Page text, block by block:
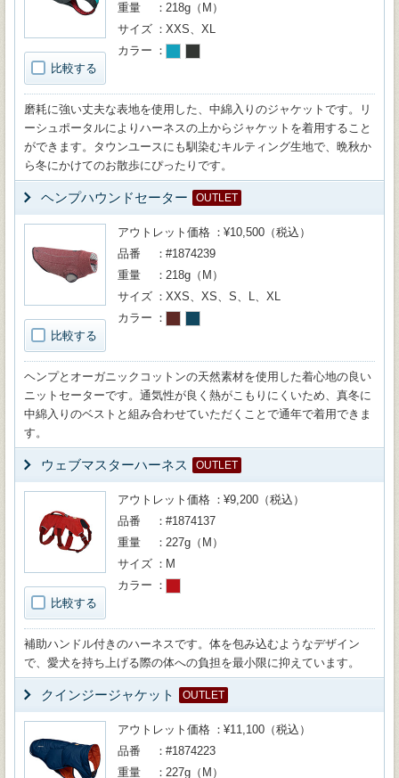
比較する
重量
218g（M）
サイズ
XXS、XL
カラー
磨耗に強い丈夫な表地を使用した、中綿入りのジャケットです。リ
ーシュポータルによりハーネスの上からジャケットを着用すること
ができます。タウンユースにも馴染むキルティング生地で、晩秋か
ら冬にかけてのお散歩にぴったりです。
ヘンプハウンドセーター OUTLET
比較する
アウトレット価格
¥10,500（税込）
品番
#1874239
重量
218g（M）
サイズ
XXS、XS、S、L、XL
カラー
ヘンプとオーガニックコットンの天然素材を使用した着心地の良い
ニットセーターです。通気性が良く熱がこもりにくいため、真冬に
中綿入りのベストと組み合わせていただくことで通年で着用できま
す。
ウェブマスターハーネス OUTLET
比較する
アウトレット価格
¥9,200（税込）
品番
#1874137
重量
227g（M）
サイズ
M
カラー
補助ハンドル付きのハーネスです。体を包み込むようなデザイン
で、愛犬を持ち上げる際の体への負担を最小限に抑えています。
クインジージャケット OUTLET
アウトレット価格
¥11,100（税込）
品番
#1874223
重量
227g（M）